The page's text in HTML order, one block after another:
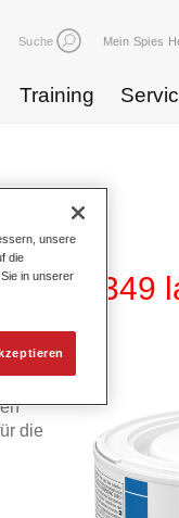
Suche Mein Spies
Training
WT 349
die
unsere
die
in unserer